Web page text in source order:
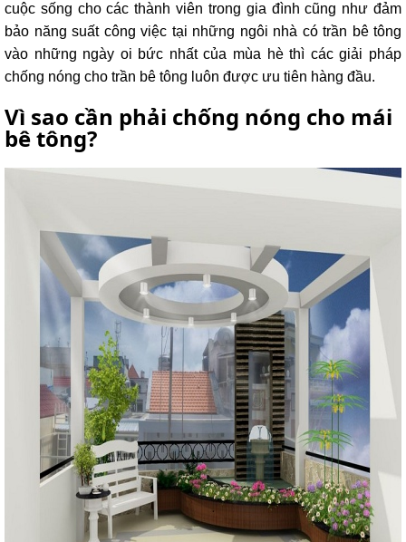
Thang
nhôm
gấp
(
rút
Thang
gấp
Thang
cuộc sống cho các thành viên trong gia đình cũng như đảm
bảo năng suất công việc tại những ngôi nhà có trần bê tông
vào những ngày oi bức nhất của mùa hè thì các giải pháp
chống nóng cho trần bê tông luôn được ưu tiên hàng đầu.
Vì sao cần phải chống nóng cho mái
bê tông?